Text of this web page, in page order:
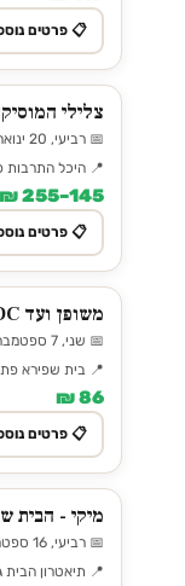
📋 פרטים
צלילי
📅 רביעי, 20 ינואר ⏰ 18:00
📍 היכל התרבות
145–255 ₪
📋 פרטים
משופן ועד AC/DC - מופע פסנתר לאור נרות
📅 שני, 7 ספטמבר ⏰ 19:30
📍 בית שפירא
86 ₪
📋 פרטים
מיקי - הבית
📅 רביעי, 16 ספטמבר ⏰ 17:30
📍 תיאטרון הבית